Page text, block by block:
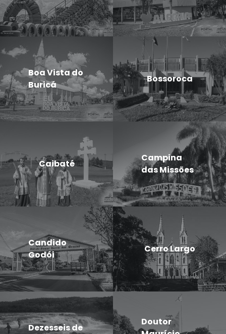
Boa Vista do
Buricá
Bossoroca
Caibaté
Campina
das Missões
Candido
Godói
Cerro Largo
Dezesseis de
Doutor